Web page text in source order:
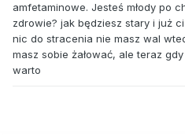
amfetaminowe. Jesteś młody po
zdrowie? jak będziesz stary i już
nic do stracenia nie masz wal
masz sobie żałować, ale teraz
warto